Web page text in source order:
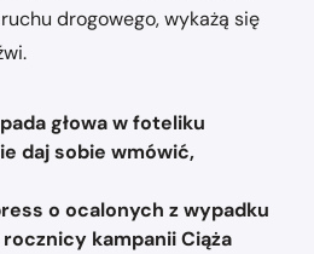
drogowego, wykażą się
głowa w foteliku
daj sobie wmówić,
o ocalonych z wypadku
kampanii Ciąża